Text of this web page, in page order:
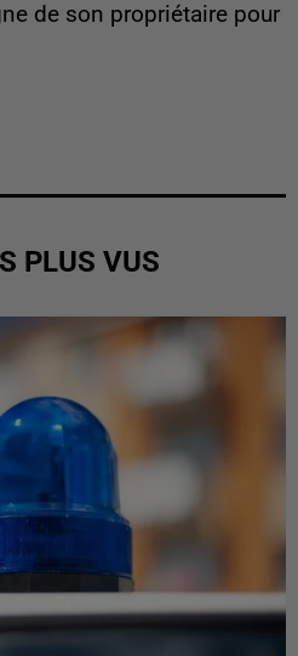
de son propriétaire pour
PLUS VUS